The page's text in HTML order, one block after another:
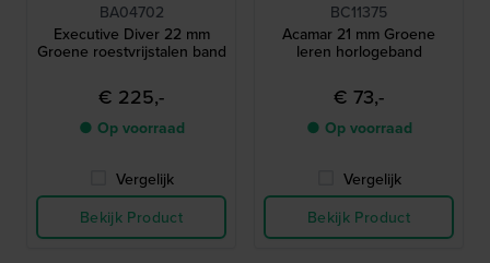
BA04702
Executive Diver 22 mm
Groene roestvrijstalen band
€ 225,-
● Op voorraad
Vergelijk
Bekijk Product
BC11375
Acamar 21 mm Groene
leren horlogeband
€ 73,-
● Op voorraad
Vergelijk
Bekijk Product